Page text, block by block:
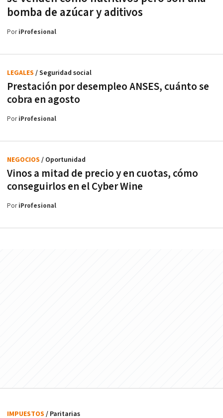
bomba de azúcar y aditivos
PoriProfesional
Prestación por desempleo ANSES, cuánto se
cobra en agosto
LEGALES / Seguridad social
PoriProfesional
Vinos a mitad de precio y en cuotas, cómo
conseguirlos en el Cyber Wine
NEGOCIOS / Oportunidad
PoriProfesional
IMPUESTOS / Paritarias